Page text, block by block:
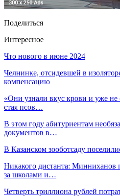
Поделиться
Интересное
Что нового в июне 2024
Челнинке, отсидевшей в
компенсацию
«Они узнали вкус крови и уже не
стая псов…
В этом году абитуриентам
документов в…
В Казанском зооботсаду
Никакого дистанта: Минниханов
за школами и…
Четверть триллиона рублей